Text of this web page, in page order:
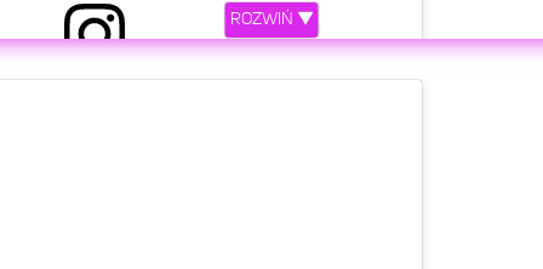
przez Julia Kostera (@juliakostera)
ROZWIŃ ▼